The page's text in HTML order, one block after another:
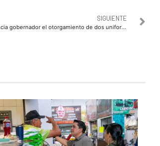
SIGUIENTE
Anuncia gobernador el otorgamiento de dos uniformes escolares a partir del próximo ciclo